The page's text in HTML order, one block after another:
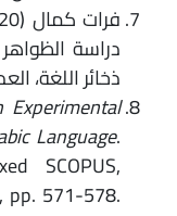
دراسة
ذخائر اللغة، العدد1، المجلد 1، ص. 92-111.
Experimental
Language
SCOPUS,
pp. 571-578.